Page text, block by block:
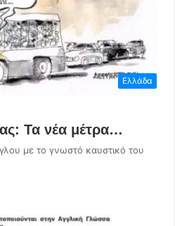
Ελλάδα
Τα νέα μέτρα…
με το γνωστό καυστικό του